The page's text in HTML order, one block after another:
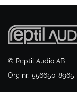
© Reptil Audio AB
Org nr: 556650-8965